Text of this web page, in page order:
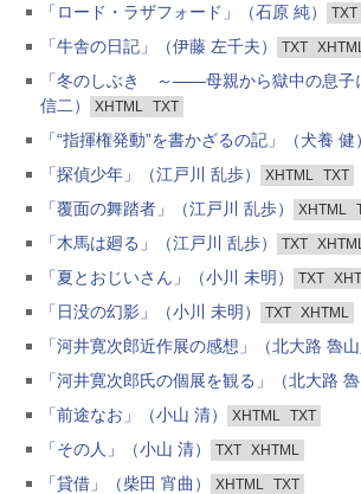
「ロード・ラザフォード」（石原 純） TXT
「牛舎の日記」（伊藤 左千夫） TXT XHTML
「冬のしぶき ～――母親から獄中の息
信二）
XHTML TXT
「“指揮権発動”を書かざるの記」（犬養 健）
「探偵少年」（江戸川 乱歩） XHTML TXT
「覆面の舞踏者」（江戸川 乱歩） XHTML
「木馬は廻る」（江戸川 乱歩） TXT XHTML
「夏とおじいさん」（小川 未明） TXT
「日没の幻影」（小川 未明） TXT XHTML
「河井寛次郎近作展の感想」（北大路 魯山
「河井寛次郎氏の個展を観る」（北大路 魯
「前途なお」（小山 清） XHTML TXT
「その人」（小山 清） TXT XHTML
「貸借」（柴田 宵曲） XHTML TXT